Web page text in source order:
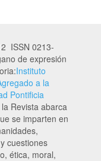
ISSN 0213-
de expresión
Instituto
a la
Pontificia
Revista abarca
se imparten en
cuestiones
ética, moral,